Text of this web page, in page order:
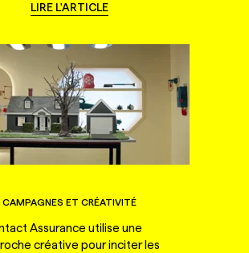
LIRE L'ARTICLE
CAMPAGNES ET CRÉATIVITÉ
Assurance utilise une
créative pour inciter les